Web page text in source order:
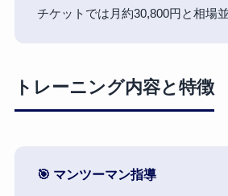
チケットでは月約30,800円と相場
トレーニング内容と特徴
🎯 マンツーマン指導